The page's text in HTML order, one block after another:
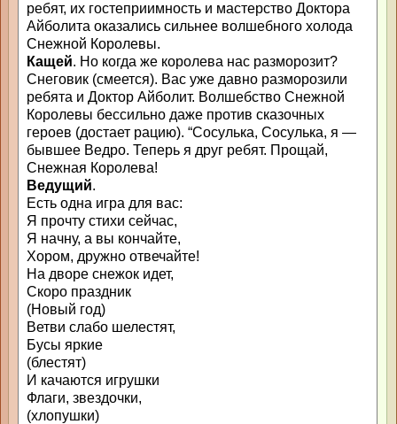
ребят, их гостеприимность и мастерство Доктора
Айболита оказались сильнее волшебного холода
Снежной Королевы.
Кащей. Но когда же королева нас разморозит?
Снеговик (смеется). Вас уже давно разморозили
ребята и Доктор Айболит. Волшебство Снежной
Королевы бессильно даже против сказочных
героев (достает рацию). “Сосулька, Сосулька, я —
бывшее Ведро. Теперь я друг ребят. Прощай,
Снежная Королева!
Ведущий.
Есть одна игра для вас:
Я прочту стихи сейчас,
Я начну, а вы кончайте,
Хором, дружно отвечайте!
На дворе снежок идет,
Скоро праздник
(Новый год)
Ветви слабо шелестят,
Бусы яркие
(блестят)
И качаются игрушки
Флаги, звездочки,
(хлопушки)